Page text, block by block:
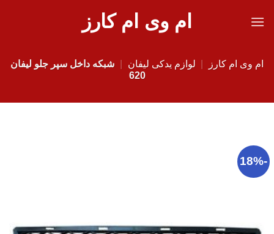
ام وی ام کارز
ام وی ام کارز لوازم یدکی لیفان
شبکه داخل سپر جلو لیفان
620
-18%